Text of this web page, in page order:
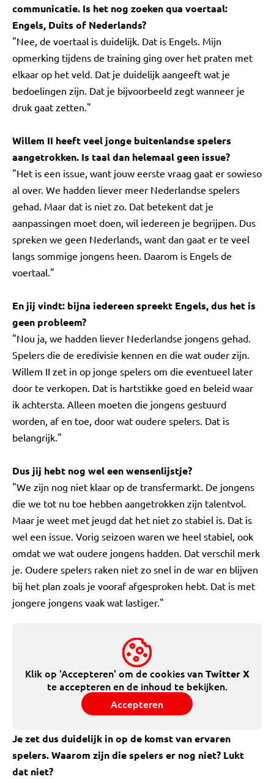
communicatie. Is het nog zoeken qua voertaal:
Engels, Duits of Nederlands?
"Nee, de voertaal is duidelijk. Dat is Engels. Mijn
opmerking tijdens de training ging over het praten met
elkaar op het veld. Dat je duidelijk aangeeft wat je
bedoelingen zijn. Dat je bijvoorbeeld zegt wanneer je
druk gaat zetten."
Willem II heeft veel jonge buitenlandse spelers
aangetrokken. Is taal dan helemaal geen issue?
"Het is een issue, want jouw eerste vraag gaat er sowieso
al over. We hadden liever meer Nederlandse spelers
gehad. Maar dat is niet zo. Dat betekent dat je
aanpassingen moet doen, wil iedereen je begrijpen. Dus
spreken we geen Nederlands, want dan gaat er te veel
langs sommige jongens heen. Daarom is Engels de
voertaal."
En jij vindt: bijna iedereen spreekt Engels, dus het is
geen probleem?
"Nou ja, we hadden liever Nederlandse jongens gehad.
Spelers die de eredivisie kennen en die wat ouder zijn.
Willem II zet in op jonge spelers om die eventueel later
door te verkopen. Dat is hartstikke goed en beleid waar
ik achtersta. Alleen moeten die jongens gestuurd
worden, af en toe, door wat oudere spelers. Dat is
belangrijk."
Dus jij hebt nog wel een wensenlijstje?
"We zijn nog niet klaar op de transfermarkt. De jongens
die we tot nu toe hebben aangetrokken zijn talentvol.
Maar je weet met jeugd dat het niet zo stabiel is. Dat is
wel een issue. Vorig seizoen waren we heel stabiel, ook
omdat we wat oudere jongens hadden. Dat verschil merk
je. Oudere spelers raken niet zo snel in de war en blijven
bij het plan zoals je vooraf afgesproken hebt. Dat is met
jongere jongens vaak wat lastiger."
Klik op 'Accepteren' om de cookies vanTwitter X
te accepteren en de inhoud te bekijken.
Accepteren
Je zet dus duidelijk in op de komst van ervaren
spelers. Waarom zijn die spelers er nog niet? Lukt
dat niet?